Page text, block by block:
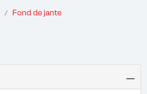
Fond de jante